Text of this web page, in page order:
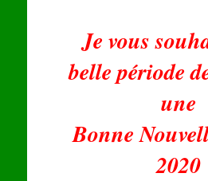
Je vous
belle période
une
Bonne
2020